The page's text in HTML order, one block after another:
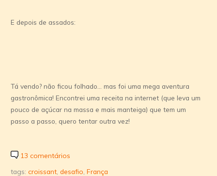
E depois de assados:
Tá vendo? não ficou folhado… mas foi uma mega aventura
gastronômica! Encontrei uma receita na internet (que leva um
pouco de açúcar na massa e mais manteiga) que tem um
passo a passo, quero tentar outra vez!
13 comentários
tags:croissant ,desafio ,França